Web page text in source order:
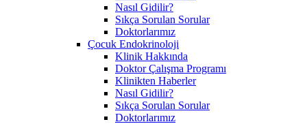
Nasıl Gidilir?
Sıkça Sorulan Sorular
Doktorlarımız
Çocuk Endokrinoloji
Klinik Hakkında
Doktor Çalışma Programı
Klinikten Haberler
Nasıl Gidilir?
Sıkça Sorulan Sorular
Doktorlarımız